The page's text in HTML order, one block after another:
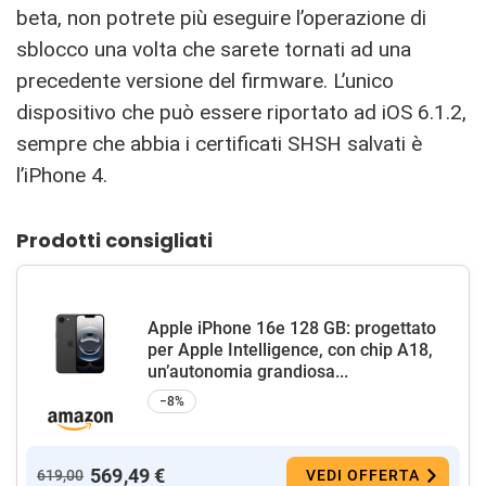
beta, non potrete più eseguire l’operazione di
sblocco una volta che sarete tornati ad una
precedente versione del firmware. L’unico
dispositivo che può essere riportato ad iOS 6.1.2,
sempre che abbia i certificati SHSH salvati è
l’iPhone 4.
Prodotti consigliati
Apple iPhone 16e 128 GB: progettato
per Apple Intelligence, con chip A18,
un’autonomia grandiosa...
−8%
619,00 569,49 € VEDI OFFERTA